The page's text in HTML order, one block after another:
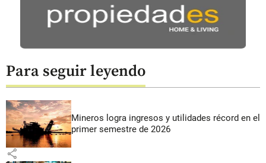
Para seguir leyendo
Mineros logra ingresos y utilidades récord en el
primer semestre de 2026
share